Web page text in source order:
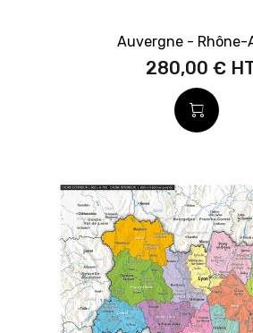
Auvergne - Rhône-
280,00 €